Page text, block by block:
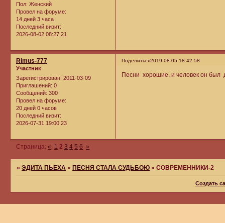
Пол: Женский
Провел на форуме:
14 дней 3 часа
Последний визит:
2026-08-02 08:27:21
Поделиться2019-08-05 18:42:58
Rimus-777
Участник
Зарегистрирован: 2011-03-09
Приглашений: 0
Сообщений: 300
Провел на форуме:
20 дней 0 часов
Последний визит:
2026-07-31 19:00:23
Песни хорошие, и человек он был
Страница:« 1 2 3 4 5 6 »
»ЭДИТА ПЬЕХА »ПЕСНЯ СТАЛА СУДЬБОЮ »СОВРЕМЕННИКИ-2
Создать